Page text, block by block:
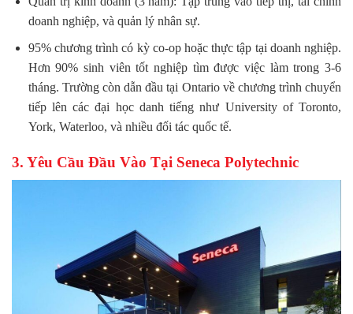
doanh nghiệp, và quản lý nhân sự.
95% chương trình có kỳ co-op hoặc thực tập tại doanh nghiệp.
Hơn 90% sinh viên tốt nghiệp tìm được việc làm trong 3-6
tháng. Trường còn dẫn đầu tại Ontario về chương trình chuyển
tiếp lên các đại học danh tiếng như University of Toronto,
York, Waterloo, và nhiều đối tác quốc tế.
3. Yêu Cầu Đầu Vào Tại Seneca Polytechnic